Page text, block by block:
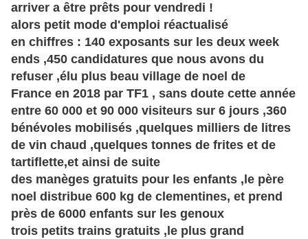
arriver a être prêts pour vendredi !
alors petit mode d'emploi réactualisé
en chiffres : 140 exposants sur les deux week
ends ,450 candidatures que nous avons du
refuser ,élu plus beau village de noel de
France en 2018 par TF1 , sans doute cette année
entre 60 000 et 90 000 visiteurs sur 6 jours ,360
bénévoles mobilisés ,quelques milliers de litres
de vin chaud ,quelques tonnes de frites et de
tartiflette,et ainsi de suite
des manèges gratuits pour les enfants ,le père
noel distribue 600 kg de clementines, et prend
près de 6000 enfants sur les genoux
trois petits trains gratuits ,le plus grand